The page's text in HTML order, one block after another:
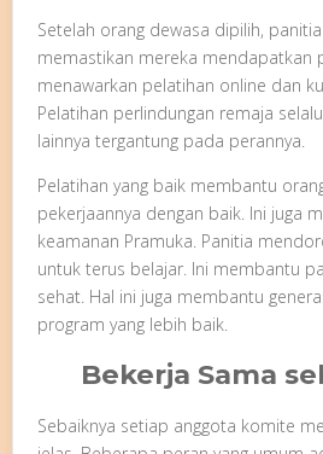
Setelah orang dewasa dipilih,
memastikan mereka mendapatkan
menawarkan pelatihan online dan
Pelatihan perlindungan remaja
lainnya tergantung pada perannya.
Pelatihan yang baik membantu
pekerjaannya dengan baik. Ini juga
keamanan Pramuka. Panitia
untuk terus belajar. Ini membantu
sehat. Hal ini juga membantu
program yang lebih baik.
Bekerja Sama
Sebaiknya setiap anggota komite